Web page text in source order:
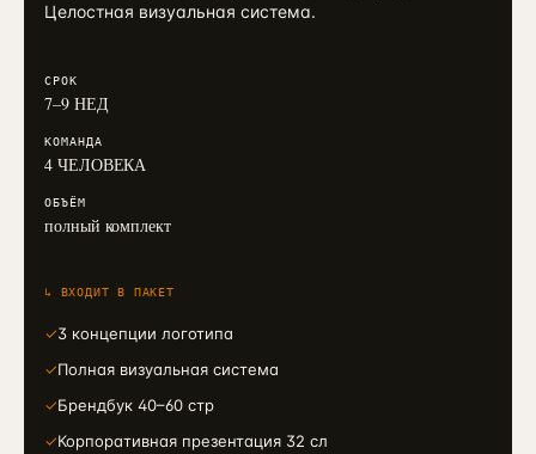
Целостная визуальная система.
СРОК
7–9 НЕД
КОМАНДА
4 ЧЕЛОВЕКА
ОБЪЁМ
полный комплект
↳ ВХОДИТ В ПАКЕТ
✓3 концепции логотипа
✓Полная визуальная система
✓Брендбук 40–60 стр
✓Корпоративная презентация 32 сл